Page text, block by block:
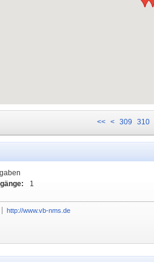
<< < 309 310
1
http://www.vb-nms.de